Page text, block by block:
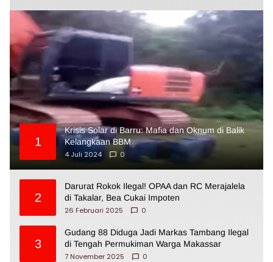
1
Krisis Solar di Barru: Mafia dan Oknum di Balik
Kelangkaan BBM
4 Juli 2024
0
2
Darurat Rokok Ilegal! OPAA dan RC Merajalela
di Takalar, Bea Cukai Impoten
26 Februari 2025
0
3
Gudang 88 Diduga Jadi Markas Tambang Ilegal
di Tengah Permukiman Warga Makassar
7 November 2025
0